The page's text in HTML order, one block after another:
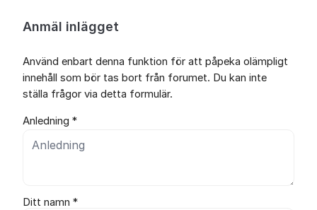
Anmäl inlägget
Använd enbart denna funktion för att påpeka olämpligt
innehåll som bör tas bort från forumet. Du kan inte
ställa frågor via detta formulär.
Anledning *
Ditt namn *